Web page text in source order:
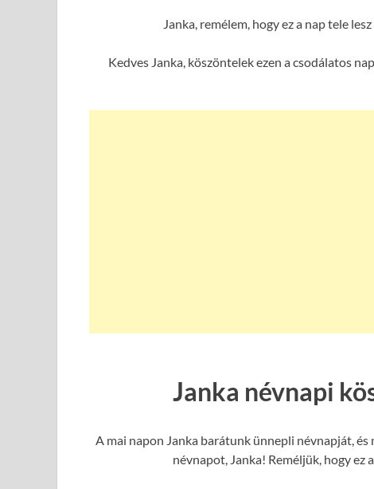
Janka, remélem, hogy ez a nap tele
Kedves Janka, köszöntelek ezen a csodálatos
Janka névnapi
A mai napon Janka barátunk ünnepli névnapját,
névnapot, Janka! Reméljük, hogy ez